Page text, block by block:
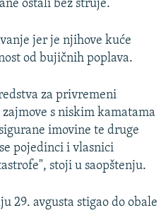
ostali bez struje.
jer je njihove kuće
od bujičnih poplava.
za privremeni
s niskim kamatama
imovine te druge
pojedinci i vlasnici
stoji u saopštenju.
29. avgusta stigao do obale